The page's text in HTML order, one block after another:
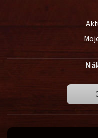
0